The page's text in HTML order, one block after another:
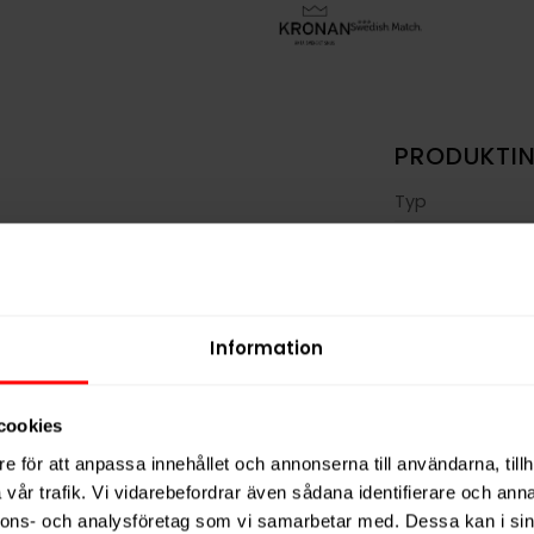
Information
för att anpassa innehållet och annonserna till användarna,
trafik. Vi vidarebefordrar även sådana identifierare och
och analysföretag som vi samarbetar med. Dessa kan i
klassisk och traditionell tobakssmak som
dill. Kronan Vit Portion har en låg
av Kronans portionssnus. Kronan Vit
prillorna är fuktiga på ytan och rinner
8 mg/g. Kronan Snus är ett varumärke
en rad olika snusvarianter för olika
Typ
Vikt per dosa
Portioner per